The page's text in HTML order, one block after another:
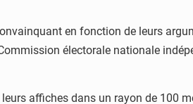
en fonction de leurs
électorale nationale
affiches dans un rayon de 100